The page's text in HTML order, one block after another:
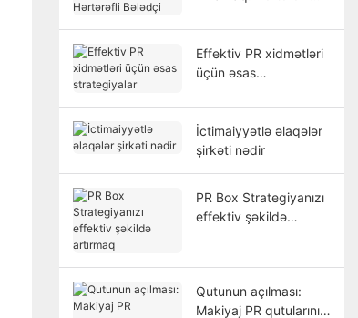
Effektiv PR xidmətləri
üçün əsas
İctimaiyyətlə əlaqələr
şirkəti nədir
PR Box Strategiyanızı
effektiv şəkildə
Qutunun açılması:
Makiyaj PR qutularının